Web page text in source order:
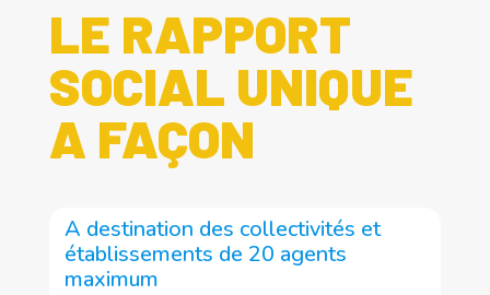
LE RAPPORT
SOCIAL UNIQUE
A FAÇON
A destination des collectivités et
établissements de 20 agents
maximum